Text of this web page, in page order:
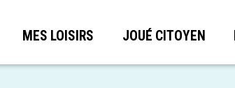
MES LOISIRS JOUÉ CITOYEN